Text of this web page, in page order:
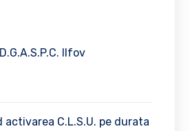
Ilfov
activarea C.L.S.U. pe durata